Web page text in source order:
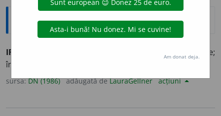
Explicative DEX
IR
Care face ironii, care exprimă o ironie;
înțepător. [
sursa:DN (1986) adăugată deLauraGellner acțiuni
Am donat deja.